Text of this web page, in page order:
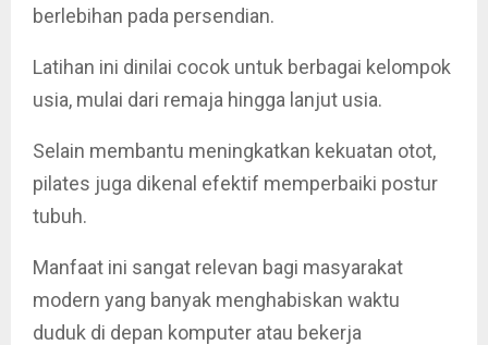
berlebihan pada persendian.
Latihan ini dinilai cocok untuk berbagai kelompok
usia, mulai dari remaja hingga lanjut usia.
Selain membantu meningkatkan kekuatan otot,
pilates juga dikenal efektif memperbaiki postur
tubuh.
Manfaat ini sangat relevan bagi masyarakat
modern yang banyak menghabiskan waktu
duduk di depan komputer atau bekerja